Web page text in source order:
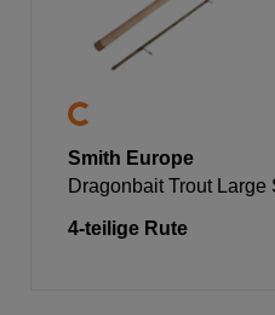
Smith Europe
Dragonbait Trout Large
4-teilige Rute